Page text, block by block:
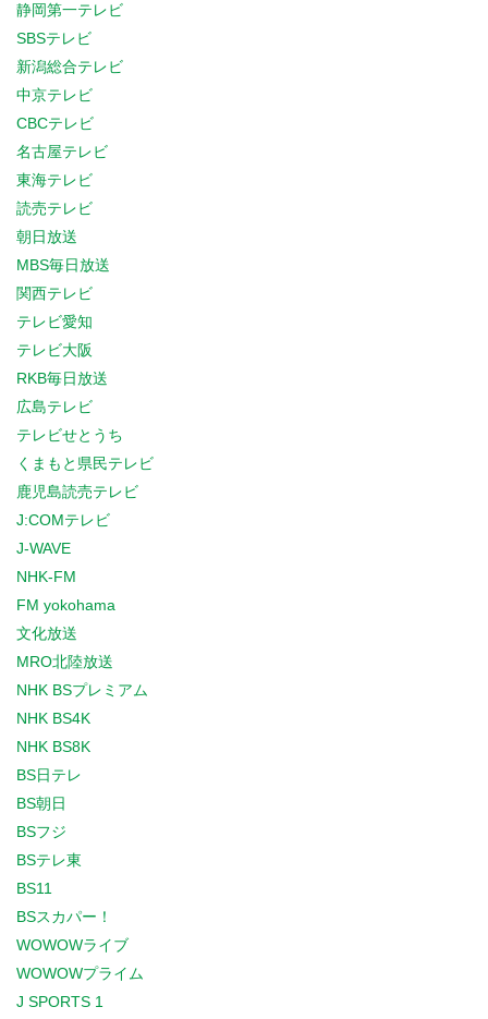
静岡第一テレビ
SBSテレビ
新潟総合テレビ
中京テレビ
CBCテレビ
名古屋テレビ
東海テレビ
読売テレビ
朝日放送
MBS毎日放送
関西テレビ
テレビ愛知
テレビ大阪
RKB毎日放送
広島テレビ
テレビせとうち
くまもと県民テレビ
鹿児島読売テレビ
J:COMテレビ
J-WAVE
NHK-FM
FM yokohama
文化放送
MRO北陸放送
NHK BSプレミアム
NHK BS4K
NHK BS8K
BS日テレ
BS朝日
BSフジ
BSテレ東
BS11
BSスカパー！
WOWOWライブ
WOWOWプライム
J SPORTS 1